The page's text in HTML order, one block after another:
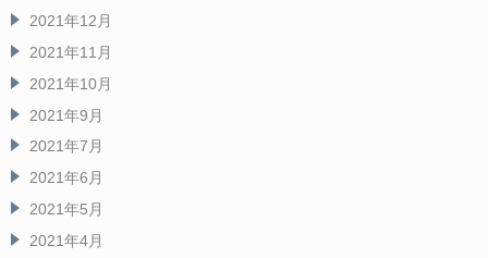
2021年12月
2021年11月
2021年10月
2021年9月
2021年7月
2021年6月
2021年5月
2021年4月